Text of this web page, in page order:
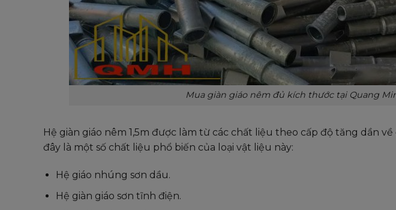
Mua giàn giáo nêm đủ kích thước tại Quang
Hệ giàn giáo nêm 1,5m được làm từ các chất liệu theo cấp độ tăng dần
đây là một số chất liệu phổ biến của loại vật liệu này:
Hệ giáo nhúng sơn dầu.
Hệ giàn giáo sơn tĩnh điện.